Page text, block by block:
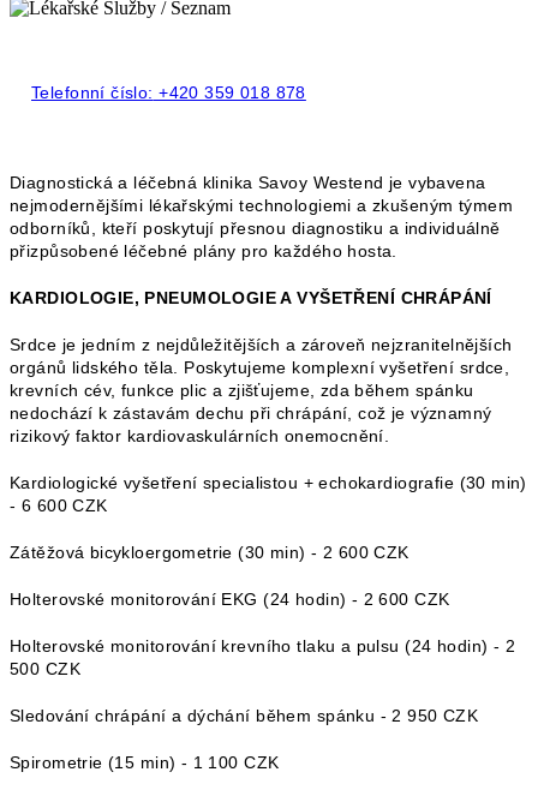
Telefonní číslo: +420 359 018 878
Diagnostická a léčebná klinika Savoy Westend je vybavena
nejmodernějšími lékařskými technologiemi a zkušeným týmem
odborníků, kteří poskytují přesnou diagnostiku a individuálně
přizpůsobené léčebné plány pro každého hosta.
KARDIOLOGIE, PNEUMOLOGIE A VYŠETŘENÍ CHRÁPÁNÍ
Srdce je jedním z nejdůležitějších a zároveň nejzranitelnějších
orgánů lidského těla. Poskytujeme komplexní vyšetření srdce,
krevních cév, funkce plic a zjišťujeme, zda během spánku
nedochází k zástavám dechu při chrápání, což je významný
rizikový faktor kardiovaskulárních onemocnění.
Kardiologické vyšetření specialistou + echokardiografie (30 min)
- 6 600 CZK
Zátěžová bicykloergometrie (30 min) - 2 600 CZK
Holterovské monitorování EKG (24 hodin) - 2 600 CZK
Holterovské monitorování krevního tlaku a pulsu (24 hodin) - 2
500 CZK
Sledování chrápání a dýchání během spánku - 2 950 CZK
Spirometrie (15 min) - 1 100 CZK